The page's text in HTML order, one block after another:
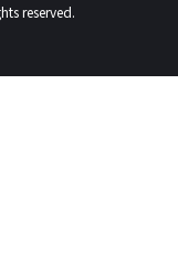
reserved.